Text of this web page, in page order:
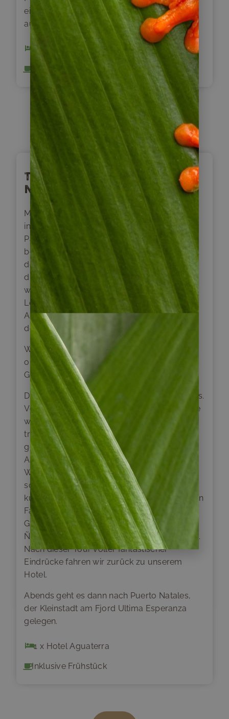
einem der eindrucksvollsten Naturspektakel
auf dem amerikanischen Kontinent.
1 x Hotel Las Torres Patagonia
Inklusive Frühstück
11
Torres del Paine – Puerto
Natales
Mit unserem Reiseleiter geht es auf eine
intensive Wanderung bis an den Fuß der
Paine-Türme, den „Torres“. Die erste Strecke
besteht aus einer Stunde Anstieg bis zum Tal
des Flusses Asencio mit herrlicher Sicht auf
die Seen der Umgebung. Ab dort folgt eine
weitere einstündige Wanderung durch einen
Lengawald und man erreicht den
Aussichtspunkt der Granitsäulen: die Türme
des Paine Massivs.
Wem das zu anstrengend ist, der kann
optional einen Gruppenausflug zum Lago
Grey begleiten (nicht inklusive):
Die Fahrt geht in den westlichen Teil des Parks.
Vom Ufer des Lago Grey aus beobachten Sie
während einer kleinen Wanderung die
treibenden Eisschollen und den
gegenüberliegenden Gletscher Grey.
Anschließend besuchen Sie die tosenden
Wasserfälle Salto Grande und Salto Chico,
sowie die liebliche Laguna Amarga. Auf
kurzen Wanderungen werden Sie der üppigen
Fauna des Parks begegnen, zum Beispiel
Guanakos-Herden, Flamingos, Kaninchen,
Ñandus und mit etwas Glück auch Kondoren.
Nach dieser Tour voller fantastischer
Eindrücke fahren wir zurück zu unserem
Hotel.
Abends geht es dann nach Puerto Natales,
der Kleinstadt am Fjord Ultima Esperanza
gelegen.
1 x Hotel Aguaterra
Inklusive Frühstück